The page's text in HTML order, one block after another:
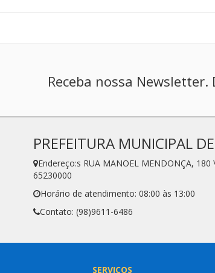
Receba nossa
PREFEITURA MUNICIPAL
Endereço:s RUA MANOEL MENDONÇA, 180
65230000
Horário de atendimento: 08:00 às 13:00
Contato: (98)9611-6486
SERVIÇOS